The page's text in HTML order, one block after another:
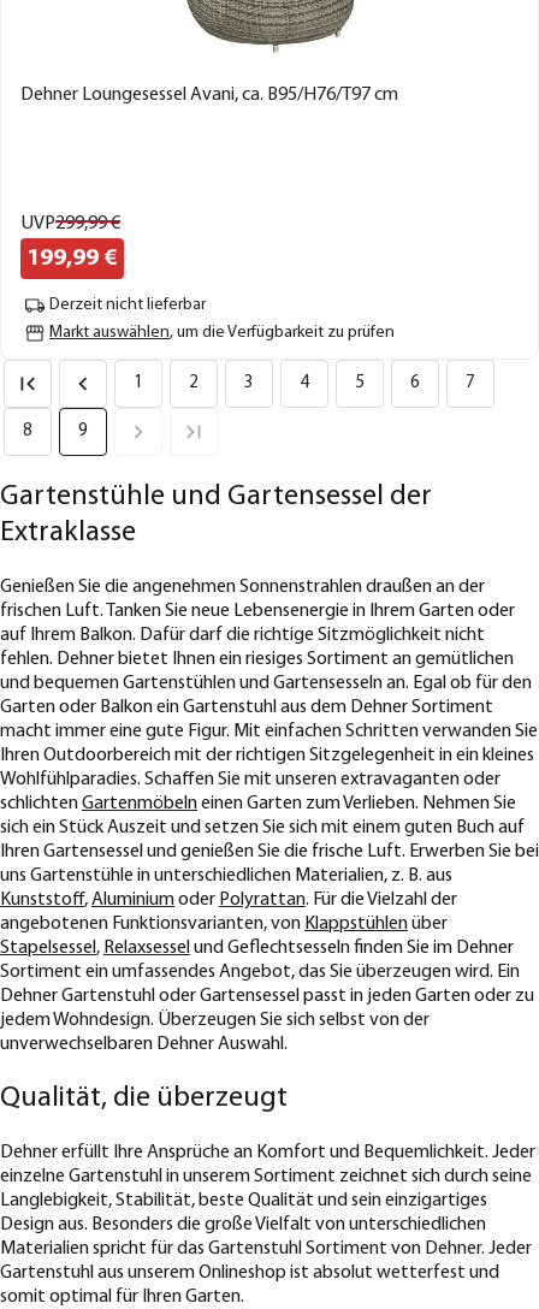
Dehner Loungesessel Avani, ca. B95/H76/T97 cm
UVP299,99€
199,99 €
Derzeit nicht lieferbar
Markt auswählen, um die Verfügbarkeit zu prüfen
1 2 3 4 5 6 7
8 9
Gartenstühle und Gartensessel der
Extraklasse
Genießen Sie die angenehmen Sonnenstrahlen draußen an der
frischen Luft. Tanken Sie neue Lebensenergie in Ihrem Garten oder
auf Ihrem Balkon. Dafür darf die richtige Sitzmöglichkeit nicht
fehlen. Dehner bietet Ihnen ein riesiges Sortiment an gemütlichen
und bequemen Gartenstühlen und Gartensesseln an. Egal ob für den
Garten oder Balkon ein Gartenstuhl aus dem Dehner Sortiment
macht immer eine gute Figur. Mit einfachen Schritten verwanden Sie
Ihren Outdoorbereich mit der richtigen Sitzgelegenheit in ein kleines
Wohlfühlparadies. Schaffen Sie mit unseren extravaganten oder
schlichtenGartenmöbelneinen Garten zum Verlieben. Nehmen Sie
sich ein Stück Auszeit und setzen Sie sich mit einem guten Buch auf
Ihren Gartensessel und genießen Sie die frische Luft. Erwerben Sie bei
uns Gartenstühle in unterschiedlichen Materialien, z. B. aus
Kunststoff,Aluminiumoder Polyrattan. Für die Vielzahl der
angebotenen Funktionsvarianten, von Klappstühlenüber
Stapelsessel, Relaxsesselund Geflechtsesseln finden Sie im Dehner
Sortiment ein umfassendes Angebot, das Sie überzeugen wird. Ein
Dehner Gartenstuhl oder Gartensessel passt in jeden Garten oder zu
jedem Wohndesign. Überzeugen Sie sich selbst von der
unverwechselbaren Dehner Auswahl.
Qualität, die überzeugt
Dehner erfüllt Ihre Ansprüche an Komfort und Bequemlichkeit. Jeder
einzelne Gartenstuhl in unserem Sortiment zeichnet sich durch seine
Langlebigkeit, Stabilität, beste Qualität und sein einzigartiges
Design aus. Besonders die große Vielfalt von unterschiedlichen
Materialien spricht für das Gartenstuhl Sortiment von Dehner. Jeder
Gartenstuhl aus unserem Onlineshop ist absolut wetterfest und
somit optimal für Ihren Garten.